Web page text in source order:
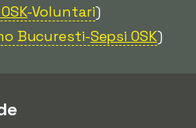
-Voluntari)
Bucuresti-Sepsi OSK)